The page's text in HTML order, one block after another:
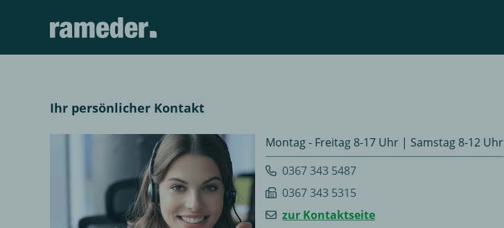
Ihr persönlicher Kontakt
Montag - Freitag 8-17 Uhr | Samstag 8-12 Uhr
0367 343 5487
0367 343 5315
zur Kontaktseite